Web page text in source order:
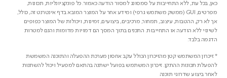
כאן, בכל עת, ללא התחייבות על סמסונג למסור הודעה כאמור. כל פונקציונליות, תכונות,
מפרטים, GUI (ממשק משתמש גרפי) ומידע אחר על המוצר המובא בדף אינטרנט זה, כולל,
אך לא רק, ההטבות, עיצוב, תמחור, מרכיבים, ביצועים, זמינות, ויכולות של המוצר כפופים
לשינוי ללא הודעה או התחייבות. התכנים בתוך המסך הם דמויות מדומות והנם למטרות
הדגמה בלבד.
* זיכרון המשתמש קטן מהזיכרון הכולל עקב אחסון מערכת ההפעלה והתוכנה המשמשת
להפעלת תכונות ההתקן. זיכרון המשתמש בפועל ישתנה בהתאם למפעיל ויכול להשתנות
לאחר ביצוע שדרוגי תוכנה